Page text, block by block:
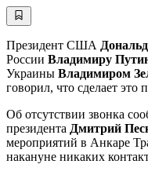
Президент США
России Владимиру
Украины Владимиром
говорил, что сделает это
Об отсутствии звонка
президента Дмитрий
мероприятий в Анкаре
накануне никаких